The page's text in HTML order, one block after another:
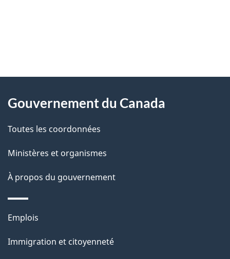
D
t
a
l
s
l
a
propos
ce
site
Gouvernement du Canada
Toutes les coordonnées
Ministères et organismes
À propos du gouvernement
Thèmes
sujets
Emplois
Immigration et citoyenneté